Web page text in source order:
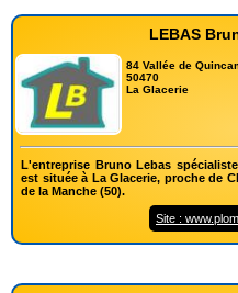
LEBAS
84 Vallée de
50470
La Glacerie
L'entreprise Bruno Lebas
est située à La Glacerie, proche de
de la Manche (50).
Site :